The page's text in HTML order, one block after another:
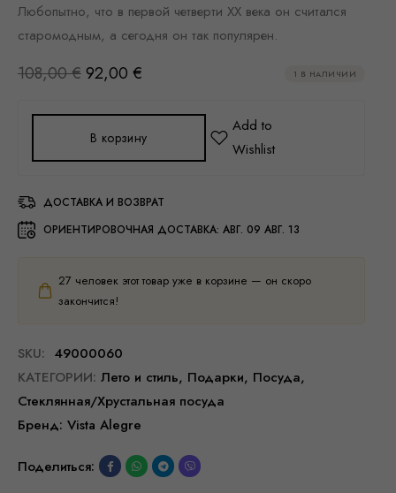
Любопытно, что в первой четверти ХХ века он считался
старомодным, а сегодня он так популярен.
108,00€92,00 € 1 В НАЛИЧИИ
В корзину
ДОСТАВКА И ВОЗВРАТ
ОРИЕНТИРОВОЧНАЯ ДОСТАВКА: АВГ. 09 АВГ. 13
27 человек этот товар уже в корзине — он скоро
закончится!
SKU: 49000060
КАТЕГОРИИ: Лето и стиль, Подарки, Посуда,
Стеклянная/Хрустальная посуда
Бренд: Vista Alegre
Поделиться: